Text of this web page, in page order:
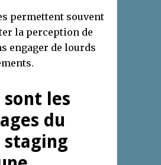
permettent souvent
la perception de
engager de lourds
sont les
du
staging